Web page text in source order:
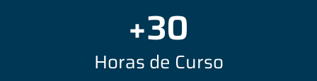
Horas de Curso
+30